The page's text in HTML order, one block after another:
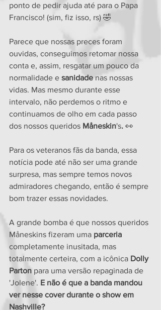
ponto de pedir ajuda até para o Papa
Francisco! (sim, fiz isso, rs) 🤣
Parece que nossas preces foram
ouvidas, conseguimos retomar nossa
conta e, assim, resgatar um pouco da
normalidade e sanidade nas nossas
vidas. Mas mesmo durante esse
intervalo, não perdemos o ritmo e
continuamos de olho em cada passo
dos nossos queridos Måneskin's. 👀
Para os veteranos fãs da banda, essa
notícia pode até não ser uma grande
surpresa, mas sempre temos novos
admiradores chegando, então é sempre
bom trazer essas novidades.
A grande bomba é que nossos queridos
Måneskins fizeram uma parceria
completamente inusitada, mas
totalmente certeira, com a icônica Dolly
Parton para uma versão repaginada de
'Jolene'. E não é que a banda mandou
ver nesse cover durante o show em
Nashville?